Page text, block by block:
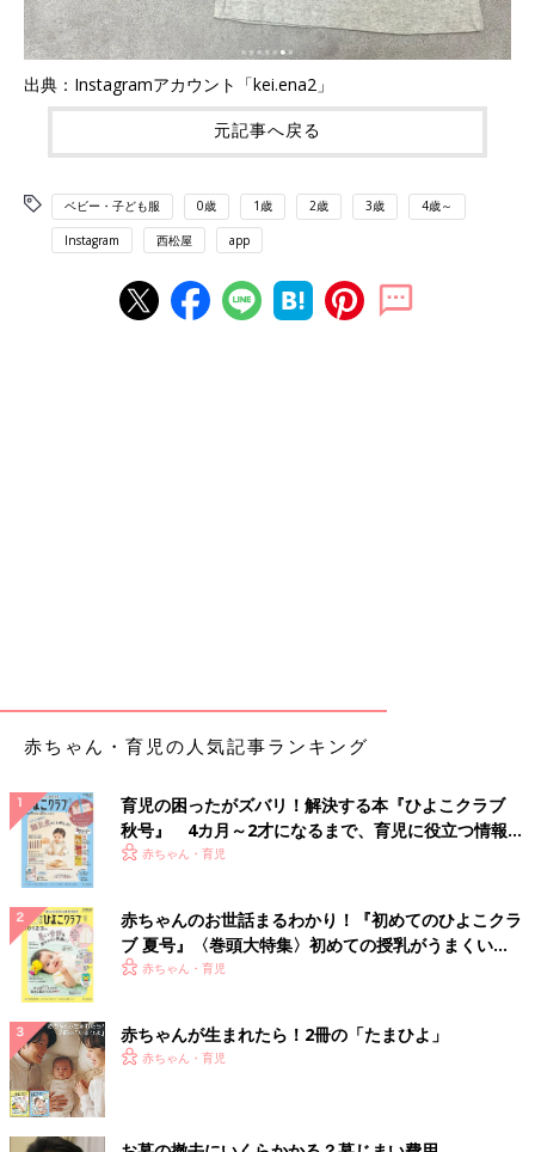
出典：Instagramアカウント「kei.ena2」
元記事へ戻る
ベビー・子ども服 0歳 1歳 2歳 3歳 4歳～
Instagram 西松屋 app
赤ちゃん・育児の人気記事ランキング
育児の困ったがズバリ！解決する本『ひよこクラブ
秋号』 4カ月～2才になるまで、育児に役立つ情報が
いっぱい！
赤ちゃん・育児
赤ちゃんのお世話まるわかり！『初めてのひよこクラ
ブ 夏号』〈巻頭大特集〉初めての授乳がうまくい
く！ おっぱい・ミルクの基本と夏のトラブル 解決テ
赤ちゃん・育児
赤ちゃんが生まれたら！2冊の「たまひよ」
赤ちゃん・育児